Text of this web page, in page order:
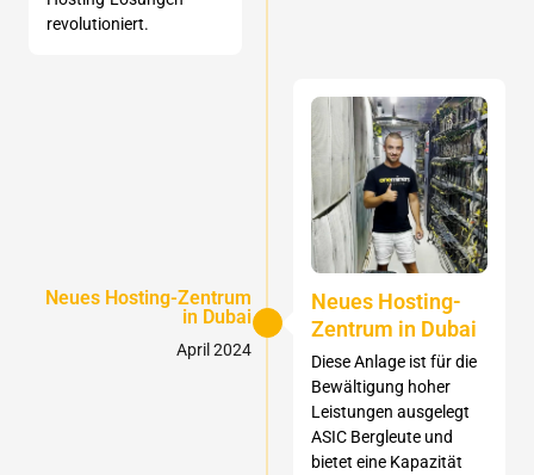
revolutioniert.
Neues Hosting-Zentrum
in Dubai
April 2024
Neues Hosting-
Zentrum in Dubai
Diese Anlage ist für die
Bewältigung hoher
Leistungen ausgelegt
ASIC Bergleute und
bietet eine Kapazität